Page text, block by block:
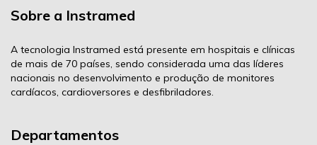
Sobre a Instramed
A tecnologia Instramed está presente em hospitais e clínicas
de mais de 70 países, sendo considerada uma das líderes
nacionais no desenvolvimento e produção de monitores
cardíacos, cardioversores e desfibriladores.
Departamentos